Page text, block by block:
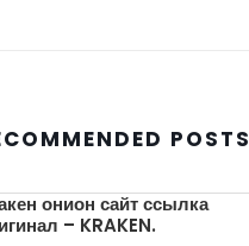
POSTS
онион сайт ссылка
– KRAKEN.